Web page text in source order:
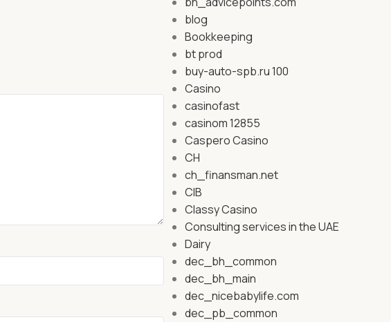
blog
Bookkeeping
bt prod
buy-auto-spb.ru 100
Casino
casinofast
casinom 12855
Caspero Casino
CH
ch_finansman.net
CIB
Classy Casino
Consulting services in the UAE
Dairy
dec_bh_common
dec_bh_main
dec_nicebabylife.com
dec_pb_common